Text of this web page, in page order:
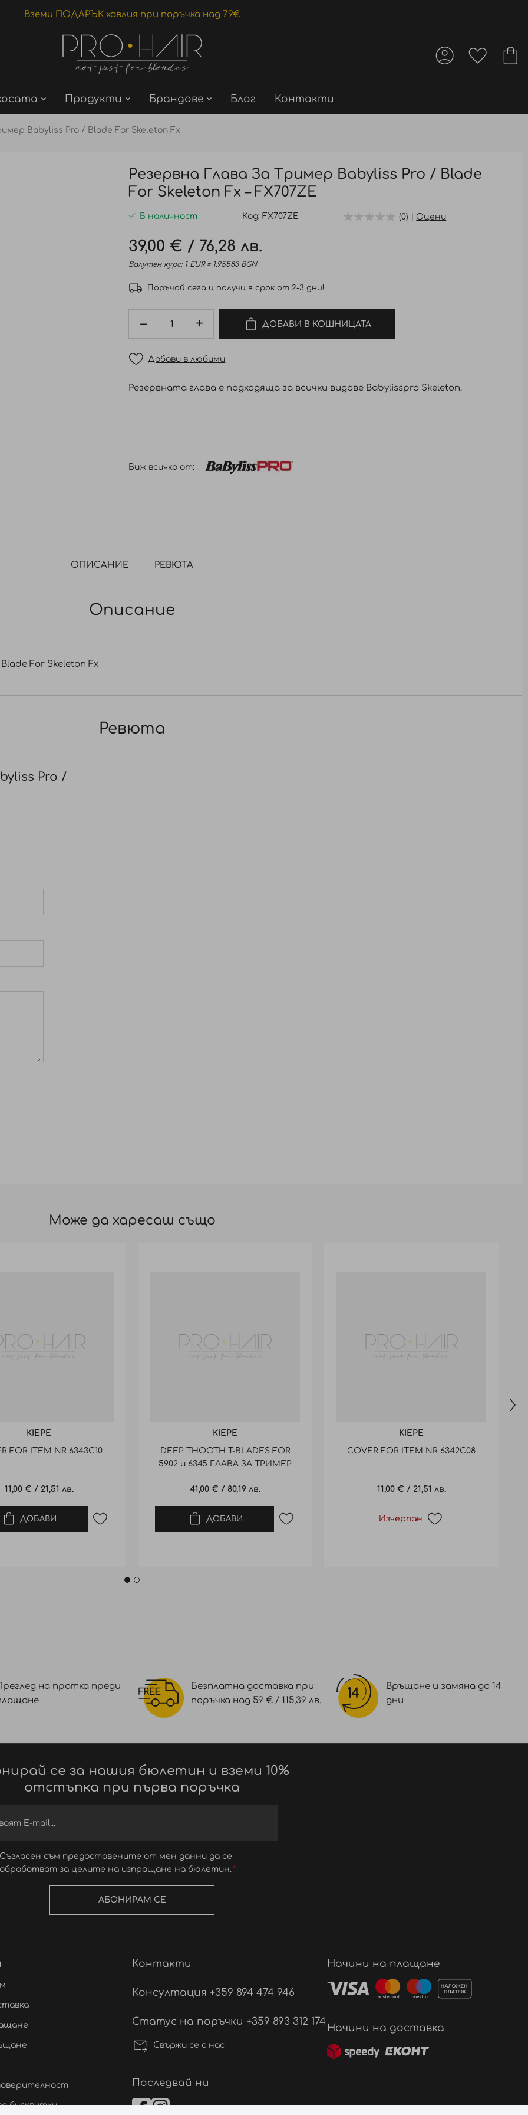
Вземи ПОДАРЪК хавлия при поръчка над 79€
Продукти Брандове Блог Контакти
Babyliss Pro / Blade For Skeleton Fx
Резервна Глава За Тример Babyliss Pro / Blade
For Skeleton Fx – FX707ZE
В наличност Код FX707ZE (0) | Оцени
39,00 € / 76,28 лв.
Валутен курс: 1 EUR = 1.95583 BGN
Поръчай сега и получи в срок от 2-3 дни!
ДОБАВИ В КОШНИЦАТА
Добави в любими
Резервната глава е подходяща за всички видове Babylisspro Skeleton.
Виж всичко от:
ОПИСАНИЕ РЕВЮТА
Описание
For Skeleton Fx
Ревюта
Pro /
Може да харесаш също
KIEPE
FOR ITEM NR 6343C10
11,00 € / 21,51 лв.
ДОБАВИ
KIEPE
DEEP THOOTH T-BLADES FOR
5902 и 6345 ГЛАВА ЗА ТРИМЕР
41,00 € / 80,19 лв.
ДОБАВИ
KIEPE
COVER FOR ITEM NR 6342C08
11,00 € / 21,51 лв.
Изчерпан
на пратка преди
Безплатна доставка при
поръчка над 59 € / 115,39 лв.
Връщане и замяна до 14
дни
се за нашия бюлетин и вземи 10%
отстъпка при първа поръчка
Съгласен съм предоставените от мен данни да се
обработват за целите на изпращане на бюлетин.
АБОНИРАМ СЕ
бисквитки
Контакти
Консултация +359 894 474 946
Статус на поръчки +359 893 312 174
Свържи се с нас
Последвай ни
Начини на плащане
Начини на доставка